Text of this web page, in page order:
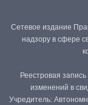
Сетевое издание
надзору в сфере
Реестровая
изменений в
Учредитель: